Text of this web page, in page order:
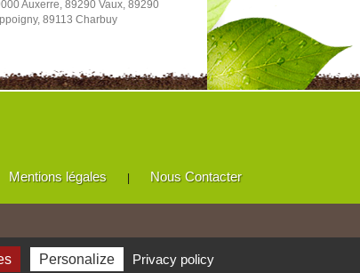
Auxerre, 89290 Vaux, 89290
89113 Charbuy
Mentions légales | Nous Contacter
Personalize Privacy policy